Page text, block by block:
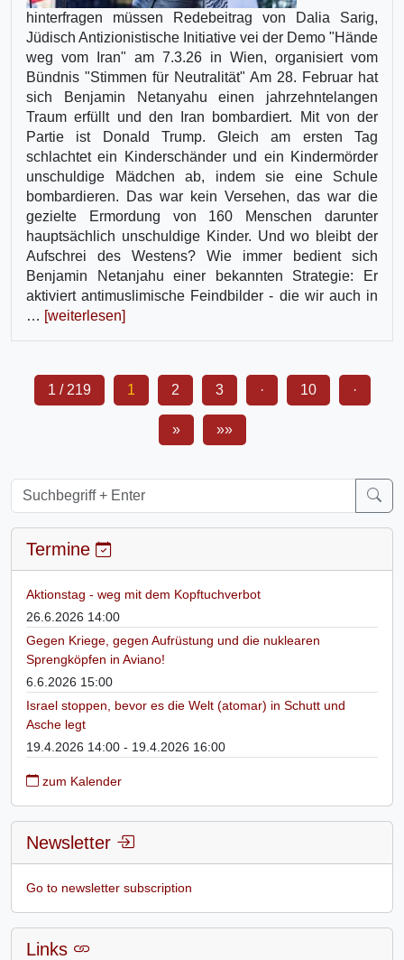
hinterfragen müssen Redebeitrag von Dalia Sarig,
Jüdisch Antizionistische Initiative vei der Demo "Hände
weg vom Iran" am 7.3.26 in Wien, organisiert vom
Bündnis "Stimmen für Neutralität" Am 28. Februar hat
sich Benjamin Netanyahu einen jahrzehntelangen
Traum erfüllt und den Iran bombardiert. Mit von der
Partie ist Donald Trump. Gleich am ersten Tag
schlachtet ein Kinderschänder und ein Kindermörder
unschuldige Mädchen ab, indem sie eine Schule
bombardieren. Das war kein Versehen, das war die
gezielte Ermordung von 160 Menschen darunter
hauptsächlich unschuldige Kinder. Und wo bleibt der
Aufschrei des Westens? Wie immer bedient sich
Benjamin Netanjahu einer bekannten Strategie: Er
aktiviert antimuslimische Feindbilder - die wir auch in
… [weiterlesen]
1 / 219 1 2 3 · 10 ·
» »»
Termine
Aktionstag - weg mit dem Kopftuchverbot
26.6.2026 14:00
Gegen Kriege, gegen Aufrüstung und die nuklearen
Sprengköpfen in Aviano!
6.6.2026 15:00
Israel stoppen, bevor es die Welt (atomar) in Schutt und
Asche legt
19.4.2026 14:00 - 19.4.2026 16:00
zum Kalender
Newsletter
Go to newsletter subscription
Links